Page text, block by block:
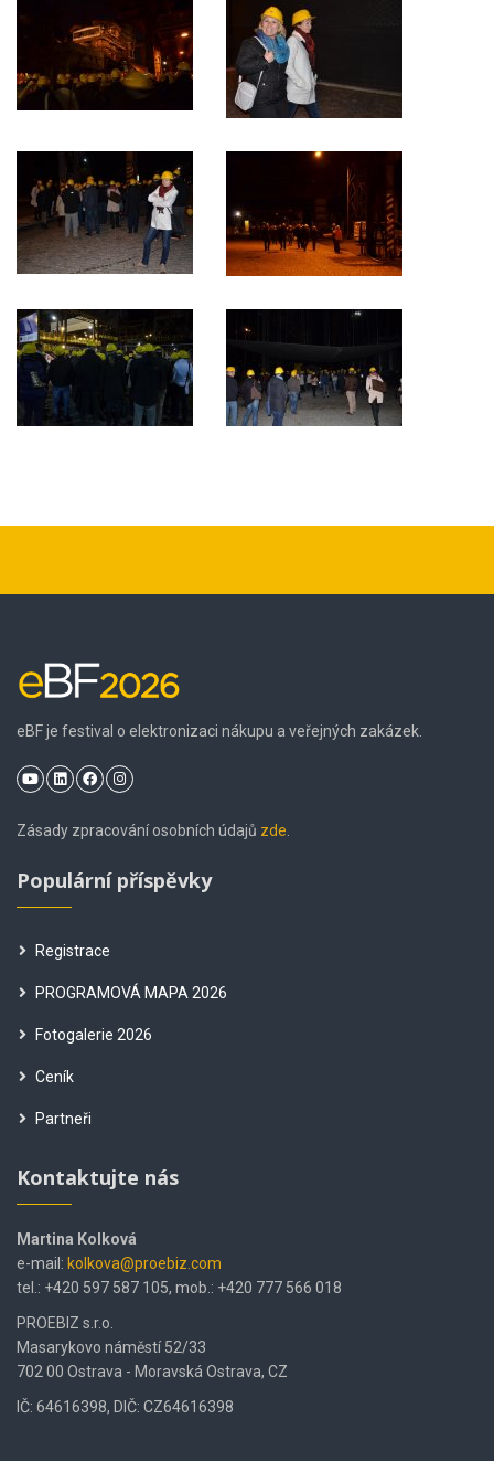
eBF je festival o elektronizaci nákupu a veřejných zakázek.
Zásady zpracování osobních údajů zde
Populární příspěvky
Registrace
PROGRAMOVÁ MAPA 2026
Fotogalerie 2026
Ceník
Partneři
Kontaktujte nás
Martina Kolková
e-mail: kolkova@proebiz.com
tel.: +420 597 587 105, mob.: +420 777 566 018
PROEBIZ s.r.o.
Masarykovo náměstí 52/33
702 00 Ostrava - Moravská Ostrava, CZ
IČ: 64616398, DIČ: CZ64616398